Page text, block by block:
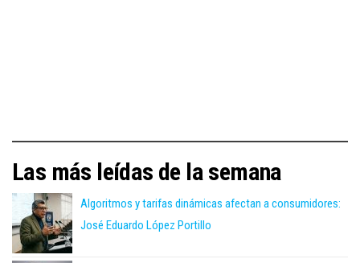
Las más leídas de la semana
Algoritmos y tarifas dinámicas afectan a consumidores:
José Eduardo López Portillo